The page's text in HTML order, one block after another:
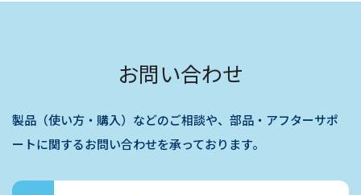
お問い合わせ
製品（使い方・購入）などのご相談や、部品・アフターサポ
ートに関するお問い合わせを承っております。